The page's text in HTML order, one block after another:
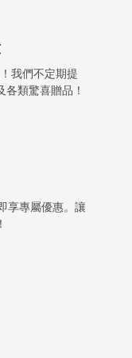
我們不定期提
類驚喜贈品！
享專屬優惠。讓